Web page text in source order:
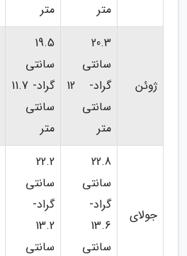
متر
متر
ژوئن
20.3
سانتی
گراد- 12
سانتی
متر
19.5
سانتی
گراد- 11.7
سانتی
متر
جولای
22.8
سانتی
گراد-
13.6
سانتی
22.2
سانتی
گراد-
13.2
سانتی